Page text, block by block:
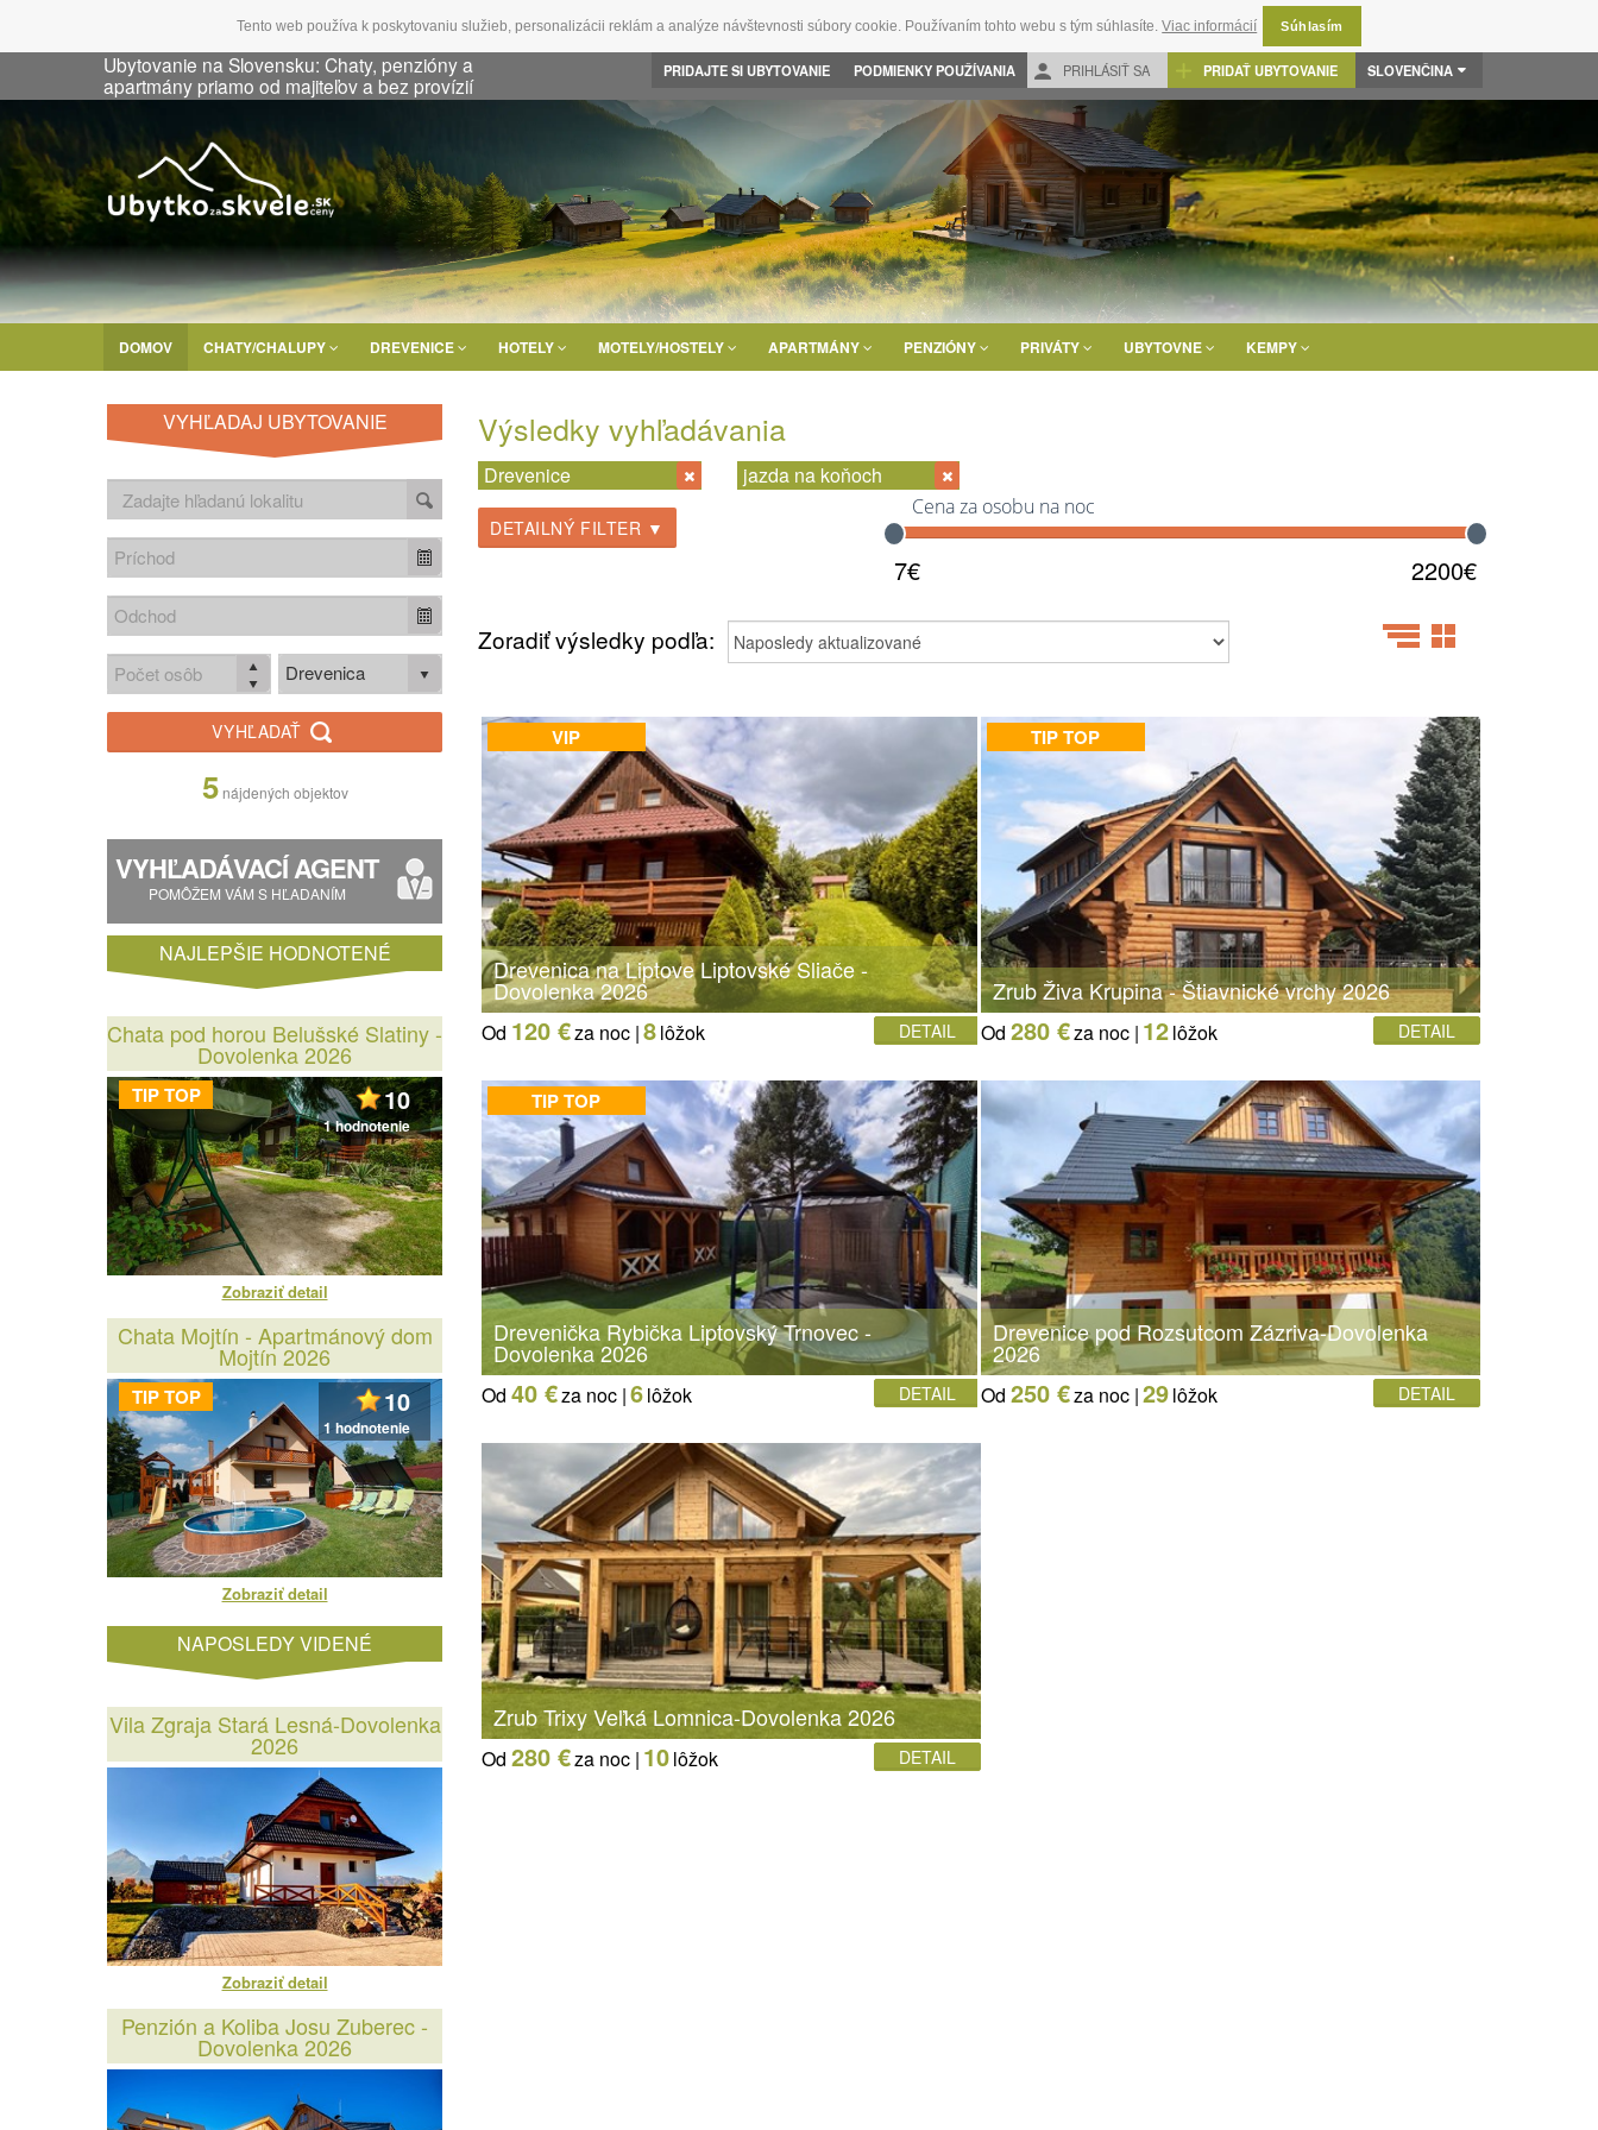
Tento web používa k poskytovaniu služieb, personalizácii reklám a analýze návštevnosti súbory cookie. Používaním tohto webu s tým súhlasíte.Viac informácií Súhlasím
Ubytovanie na Slovensku: Chaty, penzióny a
apartmány priamo od majiteľov a bez provízií
PRIDAJTE SI UBYTOVANIE PODMIENKY POUŽÍVANIA PRIHLÁSIŤ SA PRIDAŤ UBYTOVANIE SLOVENČINA
DOMOV CHATY/CHALUPY DREVENICE HOTELY MOTELY/HOSTELY APARTMÁNY PENZIÓNY PRIVÁTY UBYTOVNE KEMPY
VYHĽADAJ UBYTOVANIE
Drevenica
VYHĽADAŤ
5 nájdených objektov
VYHĽADÁVACÍ AGENT
POMÔŽEM VÁM S HĽADANÍM
NAJLEPŠIE HODNOTENÉ
Chata pod horou Belušské Slatiny -
Dovolenka 2026
TIP TOP 10
1 hodnotenie
Zobraziť detail
Chata Mojtín - Apartmánový dom
Mojtín 2026
TIP TOP 10
1 hodnotenie
Zobraziť detail
NAPOSLEDY VIDENÉ
Vila Zgraja Stará Lesná-Dovolenka
2026
Zobraziť detail
Penzión a Koliba Josu Zuberec -
Dovolenka 2026
Výsledky vyhľadávania
Drevenice jazda na koňoch
DETAILNÝ FILTER ▼
Cena za osobu na noc
7€ 2200€
Zoradiť výsledky podľa:
VIP
Drevenica na Liptove Liptovské Sliače -
Dovolenka 2026
Od 120 €za noc |8lôžok DETAIL
TIP TOP
Zrub Živa Krupina - Štiavnické vrchy 2026
Od 280 €za noc | 12lôžok DETAIL
TIP TOP
Drevenička Rybička Liptovský Trnovec -
Dovolenka 2026
Od 40 €za noc |6lôžok DETAIL
Drevenice pod Rozsutcom Zázriva-Dovolenka
2026
Od 250 €za noc |29lôžok DETAIL
Zrub Trixy Veľká Lomnica-Dovolenka 2026
Od 280 €za noc | 10lôžok DETAIL